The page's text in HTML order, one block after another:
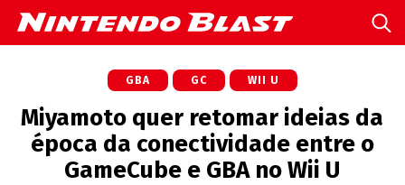
GBA GC WII U
Miyamoto quer retomar ideias da
época da conectividade entre o
GameCube e GBA no Wii U